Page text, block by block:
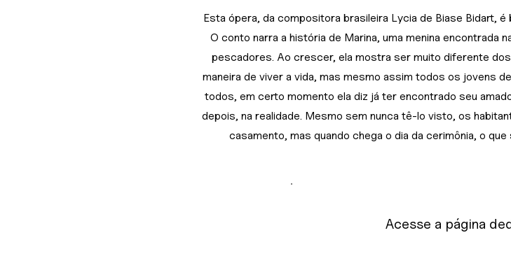
Esta ópera, da compositora brasileira Lycia de Biase Bidart,
O conto narra a história de Marina, uma menina encontrada
pescadores. Ao crescer, ela mostra ser muito diferente
maneira de viver a vida, mas mesmo assim todos os jovens
todos, em certo momento ela diz já ter encontrado seu
depois, na realidade. Mesmo sem nunca tê-lo visto, os
casamento, mas quando chega o dia da cerimônia, o
Acesse a página